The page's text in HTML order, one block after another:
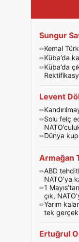
Sungur
Kemal
Küba’da
Küba’da
Levent
Solu felç
Dünya
Armağan
ABD
NATO’ya
1
çık,
Yarım
tek gerçek
Ertuğrul